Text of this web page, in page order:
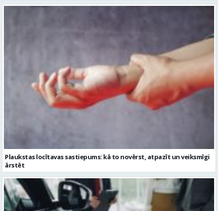
Plaukstas locītavas sastiepums: kā to novērst, atpazīt un veiksmīgi
ārstēt